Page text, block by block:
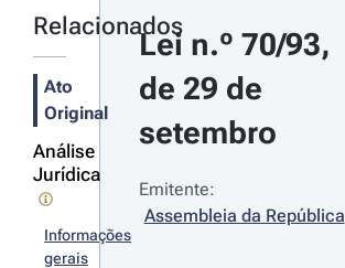
Relacionados
Ato
Original
Análise
Jurídica
Informações
gerais
Lei n.º 70/93,
de 29 de
setembro
Emitente:
Assembleia da República